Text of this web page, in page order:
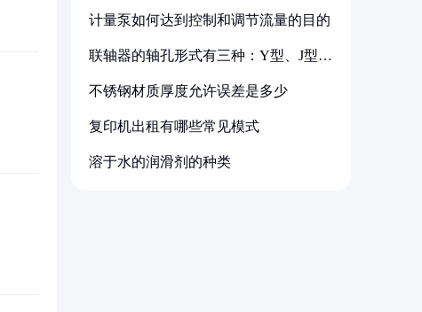
计量泵如何达到控制和调节流量的目的
联轴器的轴孔形式有三种：Y型、J型、
不锈钢材质厚度允许误差是多少
复印机出租有哪些常见模式
溶于水的润滑剂的种类